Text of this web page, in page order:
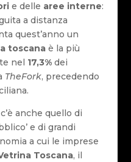
e delle aree interne:
a distanza
quest’anno un
toscanaè la più
nel 17,3%dei
TheFork, precedendo
anche quello di
e di grandi
a cui le imprese
Toscana, il